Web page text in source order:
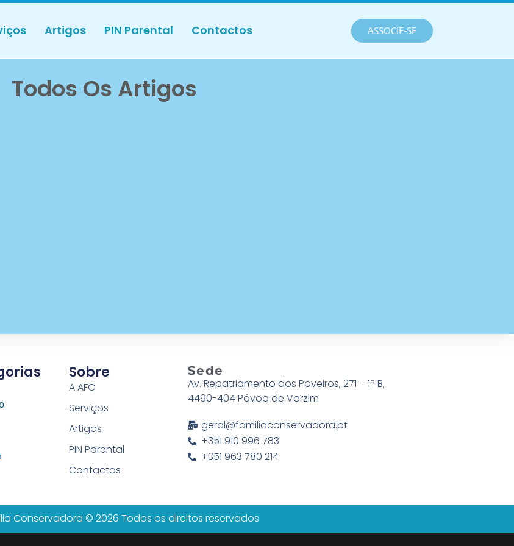
Artigos PIN Parental Contactos ASSOCIE-SE
Todos Os Artigos
Sobre
A AFC
Serviços
Artigos
PIN Parental
Contactos
Sede
Av. Repatriamento dos Poveiros, 271 – 1º B,
4490-404 Póvoa de Varzim
geral@familiaconservadora.pt
+351 910 996 783
+351 963 780 214
Conservadora © 2026 Todos os direitos reservados